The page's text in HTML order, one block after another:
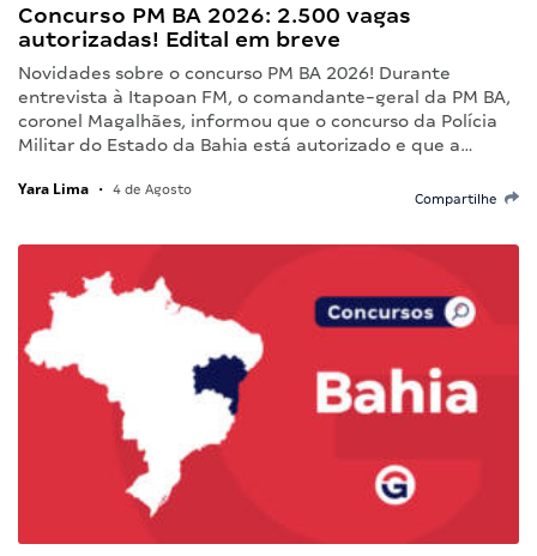
Concurso PM BA 2026: 2.500 vagas
autorizadas! Edital em breve
Novidades sobre o concurso PM BA 2026! Durante
entrevista à Itapoan FM, o comandante-geral da PM BA,
coronel Magalhães, informou que o concurso da Polícia
Militar do Estado da Bahia está autorizado e que a…
Yara Lima • 4 de Agosto
Compartilhe